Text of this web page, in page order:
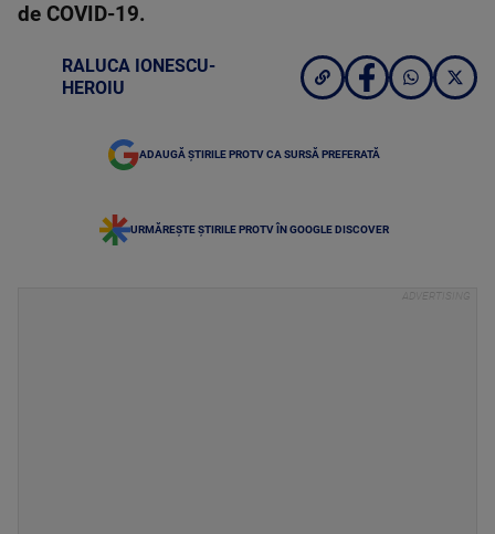
de COVID-19.
RALUCA IONESCU-
HEROIU
ADAUGĂ ȘTIRILE PROTV CA SURSĂ PREFERATĂ
URMĂREȘTE ȘTIRILE PROTV ÎN GOOGLE DISCOVER